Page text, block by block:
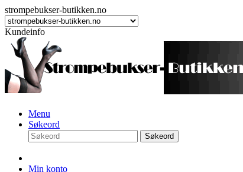
strompebukser-butikken.no
Kundeinfo
Menu
Søkeord
Søkeord
Min konto